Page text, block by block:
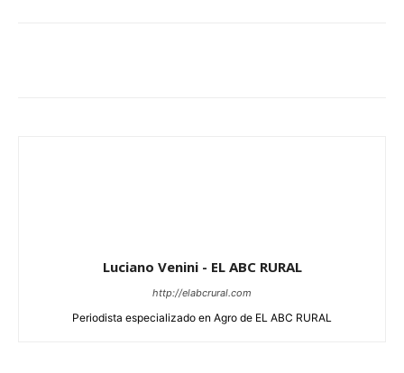
Luciano Venini - EL ABC RURAL
http://elabcrural.com
Periodista especializado en Agro de EL ABC RURAL